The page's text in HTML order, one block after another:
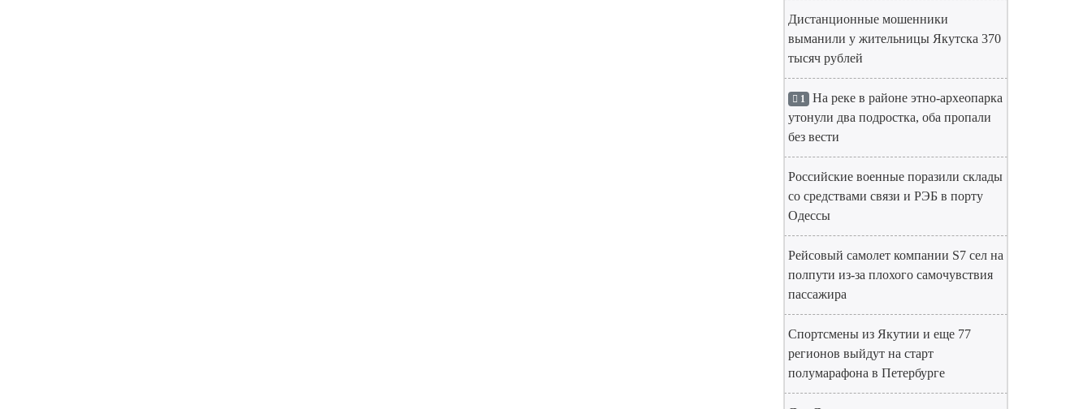
Дистанционные мошенники
выманили у жительницы Якутска 370
тысяч рублей
1 На реке в районе этно-археопарка
утонули два подростка, оба пропали
без вести
Российские военные поразили склады
со средствами связи и РЭБ в порту
Одессы
Рейсовый самолет компании S7 сел на
полпути из-за плохого самочувствия
пассажира
Спортсмены из Якутии и еще 77
регионов выйдут на старт
полумарафона в Петербурге